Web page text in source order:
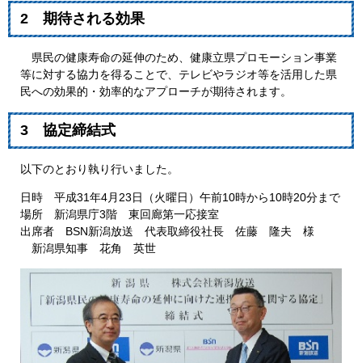
2 期待される効果
県民の健康寿命の延伸のため、健康立県プロモーション事業
等に対する協力を得ることで、テレビやラジオ等を活用した県
民への効果的・効率的なアプローチが期待されます。
3 協定締結式
以下のとおり執り行いました。
日時 平成31年4月23日（火曜日）午前10時から10時20分まで
場所 新潟県庁3階 東回廊第一応接室
出席者 BSN新潟放送 代表取締役社長 佐藤 隆夫 様
新潟県知事 花角 英世